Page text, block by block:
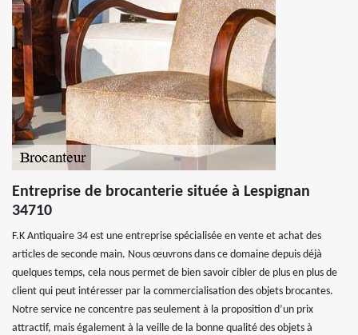
Entreprise de brocanterie située à Lespignan
34710
F.K Antiquaire 34 est une entreprise spécialisée en vente et achat des
articles de seconde main. Nous œuvrons dans ce domaine depuis déjà
quelques temps, cela nous permet de bien savoir cibler de plus en plus de
client qui peut intéresser par la commercialisation des objets brocantes.
Notre service ne concentre pas seulement à la proposition d’un prix
attractif, mais également à la veille de la bonne qualité des objets à